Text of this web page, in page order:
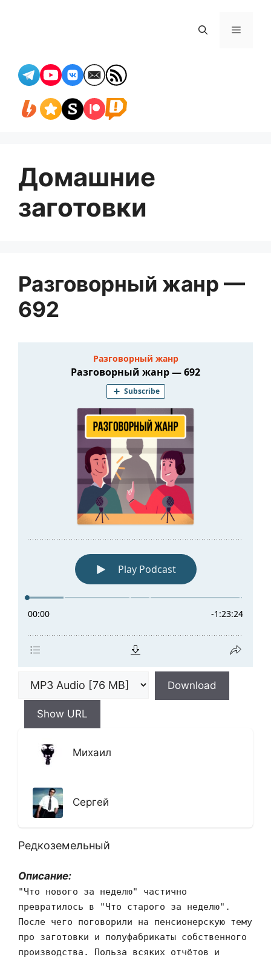
Меню
Домашние
заготовки
Разговорный жанр —
692
Download
Show URL
Михаил
Сергей
Редкоземельный
Описание:
"Что нового за неделю" частично
превратилось в "Что старого за неделю".
После чего поговорили на пенсионерскую тему
про заготовки и полуфабрикаты собственного
производства. Польза всяких отчётов и